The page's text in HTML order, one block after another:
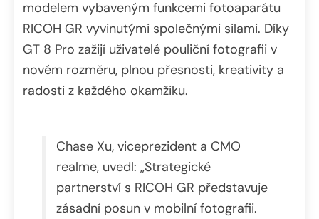
modelem vybaveným funkcemi fotoaparátu
RICOH GR vyvinutými společnými silami. Díky
GT 8 Pro zažijí uživatelé pouliční fotografii v
novém rozměru, plnou přesnosti, kreativity a
radosti z každého okamžiku.
Chase Xu, viceprezident a CMO
realme, uvedl: „Strategické
partnerství s RICOH GR představuje
zásadní posun v mobilní fotografii.